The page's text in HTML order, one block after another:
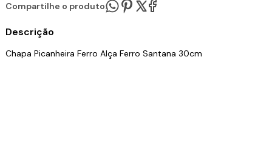
Compartilhe o produto:
Descrição
Chapa Picanheira Ferro Alça Ferro Santana 30cm